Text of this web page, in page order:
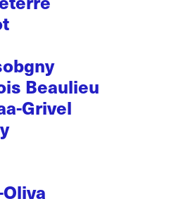
Beaulieu
Grivel